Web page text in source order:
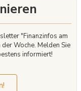
"Finanzinfos am
Woche. Melden Sie
informiert!